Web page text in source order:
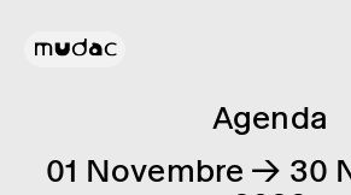
Agenda
01 Novembre → 30